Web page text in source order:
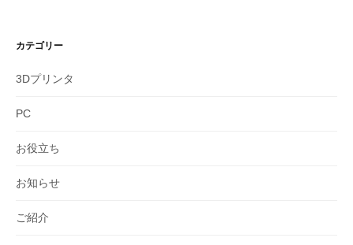
カテゴリー
3Dプリンタ
PC
お役立ち
お知らせ
ご紹介